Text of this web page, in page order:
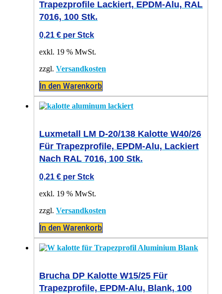
Trapezprofile Lackiert, EPDM-Alu, RAL
7016, 100 Stk.
0,21 € per Stck
exkl. 19 % MwSt.
zzgl. Versandkosten
In den Warenkorb
Luxmetall LM D-20/138 Kalotte W40/26
Für Trapezprofile, EPDM-Alu, Lackiert
Nach RAL 7016, 100 Stk.
0,21 € per Stck
exkl. 19 % MwSt.
zzgl. Versandkosten
In den Warenkorb
Brucha DP Kalotte W15/25 Für
Trapezprofile, EPDM-Alu, Blank, 100